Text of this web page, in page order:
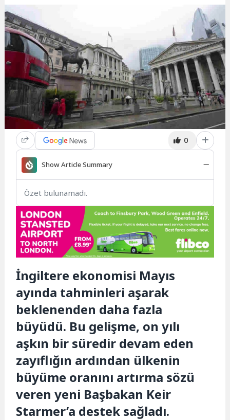
0
Show Article Summary
Özet bulunamadı.
İngiltere ekonomisi Mayıs
ayında tahminleri aşarak
beklenenden daha fazla
büyüdü. Bu gelişme, on yılı
aşkın bir süredir devam eden
zayıflığın ardından ülkenin
büyüme oranını artırma sözü
veren yeni Başbakan Keir
Starmer’a destek sağladı.